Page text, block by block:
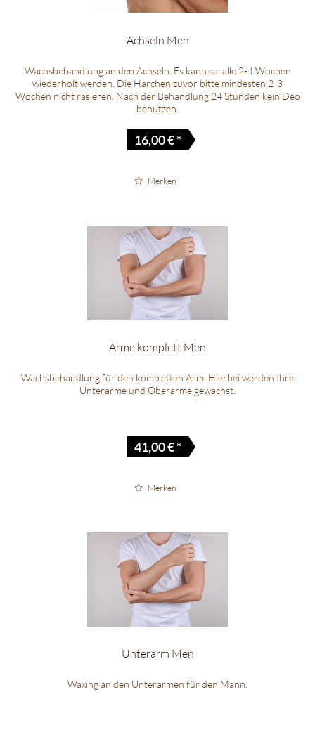
Achseln Men
Wachsbehandlung an den Achseln. Es kann ca. alle 2-4 Wochen
wiederholt werden. Die Härchen zuvor bitte mindesten 2-3
Wochen nicht rasieren. Nach der Behandlung 24 Stunden kein Deo
benutzen.
16,00 € *
Merken
Arme komplett Men
Wachsbehandlung für den kompletten Arm. Hierbei werden Ihre
Unterarme und Oberarme gewachst.
41,00 € *
Merken
Unterarm Men
Waxing an den Unterarmen für den Mann.